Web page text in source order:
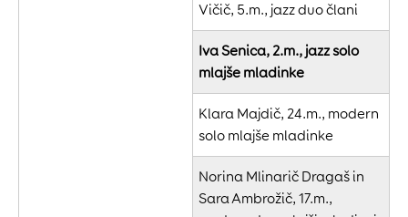
Vičič, 5.m., jazz duo člani
Iva Senica, 2.m., jazz solo
mlajše mladinke
Klara Majdič, 24.m., modern
solo mlajše mladinke
Norina Mlinarič Dragaš in
Sara Ambrožič, 17.m.,